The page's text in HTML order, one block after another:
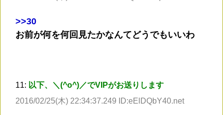
>>30
お前が何を何回見たかなんてどうでもいいわ
11: 以下、＼(^o^)／でVIPがお送りします
2016/02/25(木) 22:34:37.249 ID:eElDQbY40.net